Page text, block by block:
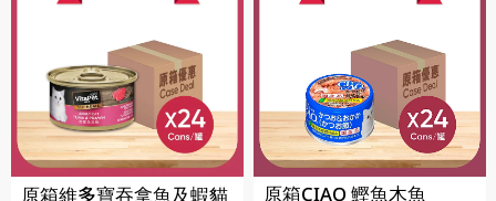
原箱維多寶吞拿魚及蝦貓 原箱CIAO 鰹魚木魚